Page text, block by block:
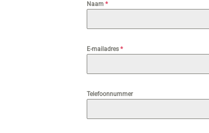
Naam *
E-mailadres *
Telefoonnummer